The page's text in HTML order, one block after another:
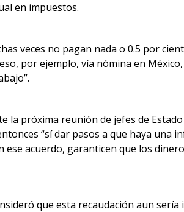
en impuestos.
veces no pagan nada o 0.5 por
por ejemplo, vía nómina en
la próxima reunión de jefes de
“sí dar pasos a que haya una
acuerdo, garanticen que los
que esta recaudación aun